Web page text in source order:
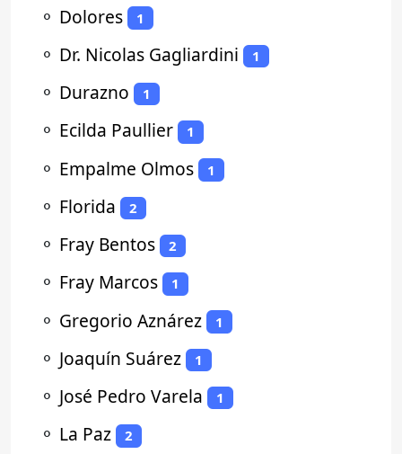
⚬ Dolores 1
⚬ Dr. Nicolas Gagliardini 1
⚬ Durazno 1
⚬ Ecilda Paullier 1
⚬ Empalme Olmos 1
⚬ Florida 2
⚬ Fray Bentos 2
⚬ Fray Marcos 1
⚬ Gregorio Aznárez 1
⚬ Joaquín Suárez 1
⚬ José Pedro Varela 1
⚬ La Paz 2